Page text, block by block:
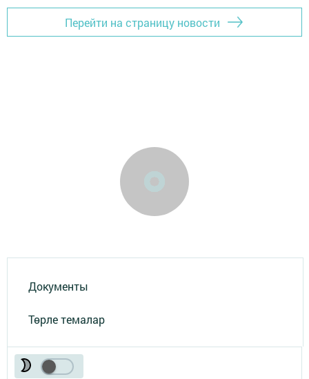
Перейти на страницу новости
Документы
Төрле темалар